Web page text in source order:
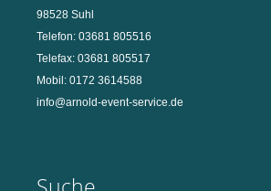
98528 Suhl
Telefon: 03681 805516
Telefax: 03681 805517
Mobil: 0172 3614588
info@arnold-event-service.de